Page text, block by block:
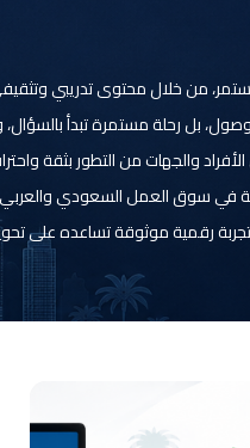
من خلال محتوى تدريبي
بل رحلة مستمرة تبدأ بالسؤال،
والجهات من التطور بثقة
في سوق العمل السعودي
رقمية موثوقة تساعده على